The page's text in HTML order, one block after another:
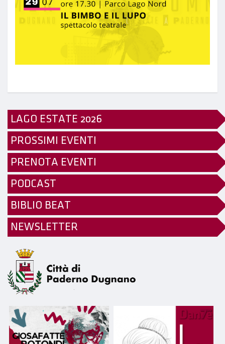
LAGO ESTATE 2026
PROSSIMI EVENTI
PRENOTA EVENTI
PODCAST
BIBLIO BEAT
NEWSLETTER